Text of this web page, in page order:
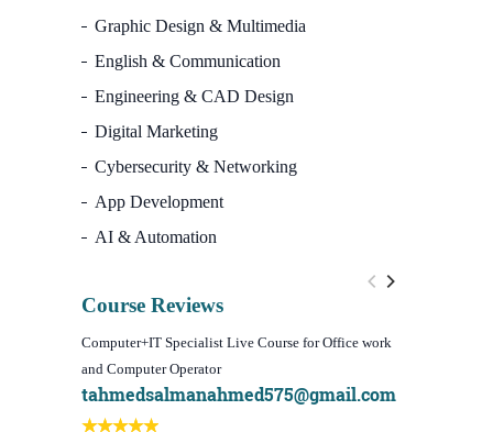
Graphic Design & Multimedia
English & Communication
Engineering & CAD Design
Digital Marketing
Cybersecurity & Networking
App Development
AI & Automation
Course Reviews
Computer+IT Specialist Live Course for Office work
and Computer Operator
tahmedsalmanahmed575@gmail.com